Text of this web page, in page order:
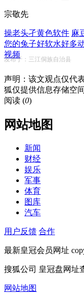
宗敬先
操老头孑黄色软件 麻
您的兔子好软水好多
视频
发布于：三江侗族自治县
声明：该文观点仅代
狐仅提供信息存储空
阅读 (0)
网站地图
新闻
财经
娱乐
军事
体育
图库
汽车
用户反馈 合作
最新皇冠会员网址
搜狐公司 皇冠盘网址
网站地图